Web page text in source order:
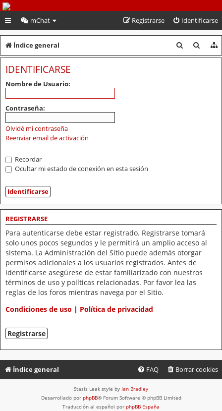
PeruVoley.com
mChat Identificarse
Registrarse
Índice general
u
u
IDENTIFICARSE
Nombre de Usuario:
Contraseña:
Olvidé mi contraseña
Reenviar email de activación
Recordar
Ocultar mi estado de conexión en esta sesión
REGISTRARSE
Para autenticarse debe estar registrado. Registrarse tomará
solo unos pocos segundos y le permitirá un amplio acceso al
sistema. La Administración del Sitio puede además otorgar
permisos adicionales a los usuarios registrados. Antes de
identificarse asegúrese de estar familiarizado con nuestros
términos de uso y políticas relacionadas. Por favor lea las
reglas de los foros mientras navega por el Sitio.
Condiciones de uso | Política de privacidad
Registrarse
Índice general Borrar cookies
FAQ
Stasis Leak style by Ian Bradley
Desarrollado por phpBB® Forum Software © phpBB Limited
Traducción al español por phpBB España